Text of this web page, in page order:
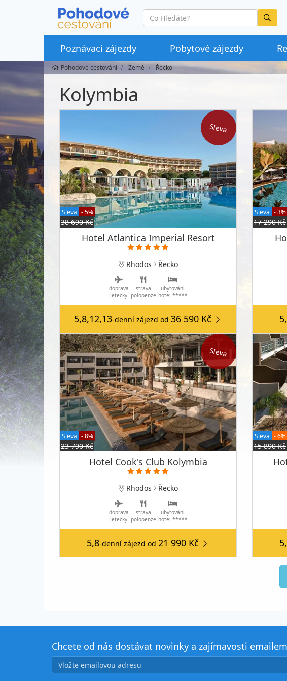
co
hledáte
Poznávací zájezdy Pobytové zájezdy
Pohodové cestování Země Řecko
Kolymbia
Sleva
Sleva - 5%
38 690 Kč
Hotel Atlantica Imperial Resort
Rhodos Řecko
doprava
letecky
strava
polopenze
ubytování
hotel *****
5,8,12,13-denní zájezd od 36 590 Kč
Sleva - 3%
17 290 Kč
Sleva
Sleva - 8%
23 790 Kč
Hotel Cook's Club Kolymbia
Rhodos Řecko
doprava
letecky
strava
polopenze
ubytování
hotel *****
5,8-denní zájezd od 21 990 Kč
Sleva - 6%
15 890 Kč
Chcete od nás dostávat novinky a zajímavosti